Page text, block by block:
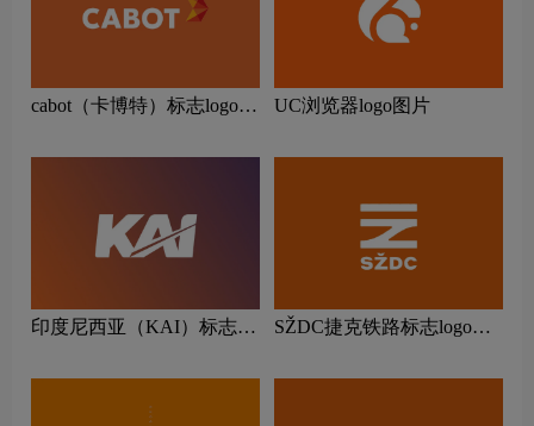
cabot（卡博特）标志logo图
UC浏览器logo图片
印度尼西亚（KAI）标志
SŽDC捷克铁路标志logo图